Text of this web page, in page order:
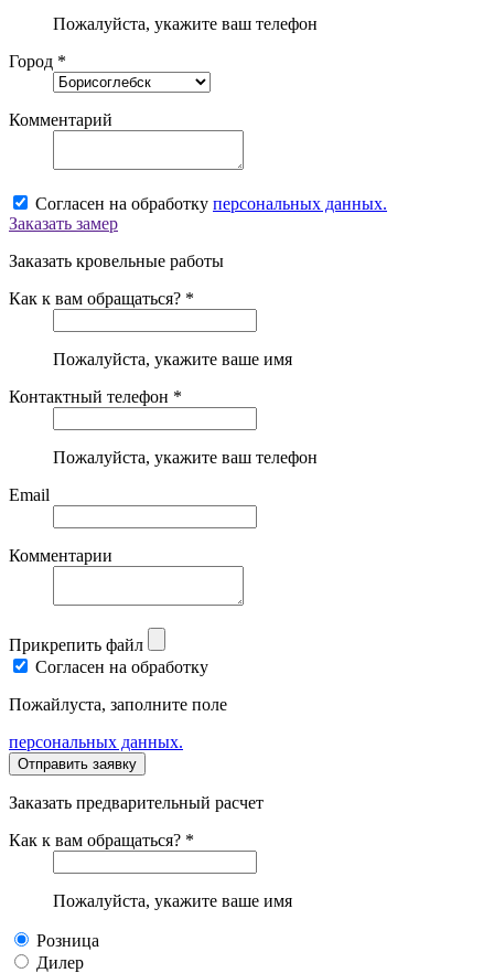
Пожалуйста, укажите ваш телефон
Город *
Комментарий
Согласен на обработку персональных данных.
Заказать замер
Заказать кровельные работы
Как к вам обращаться? *
Пожалуйста, укажите ваше имя
Контактный телефон *
Пожалуйста, укажите ваш телефон
Email
Комментарии
Прикрепить файл
Согласен на обработку
Пожайлуста, заполните поле
персональных данных.
Заказать предварительный расчет
Как к вам обращаться? *
Пожалуйста, укажите ваше имя
Розница
Дилер